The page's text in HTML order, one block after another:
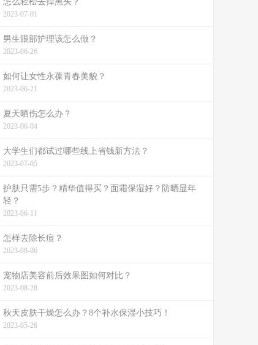
2023-07-01
男生眼部护理该怎么做？
2023-06-26
如何让女性永葆青春美貌？
2023-06-21
夏天晒伤怎么办？
2023-06-04
大学生们都试过哪些线上省钱新方法？
2023-07-05
护肤只需5步？精华值得买？面霜保湿好？防晒显年
轻？
2023-06-11
怎样去除长痘？
2023-08-06
宠物店美容前后效果图如何对比？
2023-08-28
秋天皮肤干燥怎么办？8个补水保湿小技巧！
2023-05-26